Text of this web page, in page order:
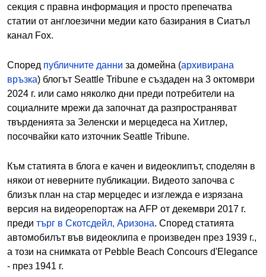
секция с правна информация и просто препечатва
статии от англоезични медии като базирания в Сиатъл
канал Fox.
Според публичните данни за домейна (архивирана
връзка) блогът Seattle Tribune е създаден на 3 октомври
2024 г. или само няколко дни преди потребители на
социалните мрежи да започнат да разпространяват
твърденията за Зеленски и мерцедеса на Хитлер,
посочвайки като източник Seattle Tribune.
Към статията в блога е качен и видеоклипът, споделян в
някои от неверните публикации. Видеото започва с
близък план на стар мерцедес и изглежда е изрязана
версия на видеорепортаж на AFP от декември 2017 г.
преди търг в Скотсдейл, Аризона. Според статията
автомобилът във видеоклипа е произведен през 1939 г.,
а този на снимката от Pebble Beach Concours d'Elegance
- през 1941 г.